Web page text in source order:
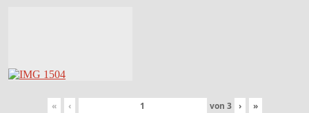
« ‹ von 3 ›
»